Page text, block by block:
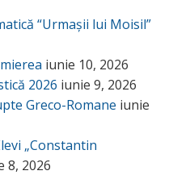
“Urmașii lui Moisil”
iunie 10, 2026
2026 iunie 9, 2026
Greco-Romane iunie
„Constantin
8, 2026